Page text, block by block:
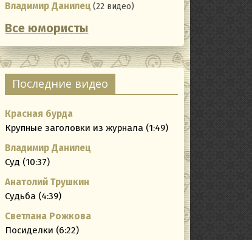
Владимир Данилец (22 видео)
Все юмористы
Последние видео
Красная бурда
Крупные заголовки из журнала (1:49)
Владимир Данилец
Суд (10:37)
Анатолий Трушкин
Судьба (4:39)
Светлана Рожкова
Посиделки (6:22)